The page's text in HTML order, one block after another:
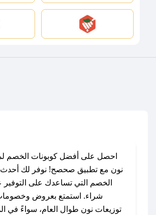
احصل على أفضل كوبونات الخصم
نون مع تطبيق صحصح! نوفر لك أحدث
الخصم التي تساعدك على التوفير
شراء. استمتع بعروض
توزيعات نون طوال العام، سواءً في